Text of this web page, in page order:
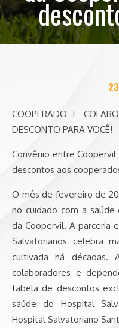
COOPERADO E
DESCONTO PARA VOCÊ!
Convênio entre
descontos aos
O mês de fevereiro de
no cuidado com a
da Coopervil. A parceria
Salvatorianos celebra
cultivada há décadas.
colaboradores e
tabela de descontos
saúde do Hospital
Hospital Salvatoriano